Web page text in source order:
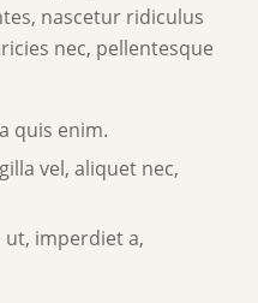
nascetur ridiculus
nec, pellentesque
quis enim.
vel, aliquet nec,
imperdiet a,